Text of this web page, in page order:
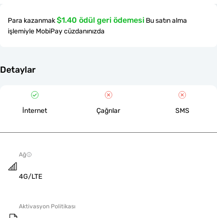
Para kazanmak$1.40 ödül geri ödemesi Bu satın alma
işlemiyle MobiPay cüzdanınızda
Detaylar
İnternet Çağrılar SMS
Ağ
4G/LTE
Aktivasyon Politikası